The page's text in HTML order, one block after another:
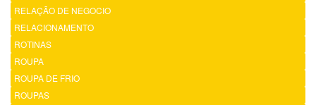
RELAÇÃO DE NEGOCIO
RELACIONAMENTO
ROTINAS
ROUPA
ROUPA DE FRIO
ROUPAS